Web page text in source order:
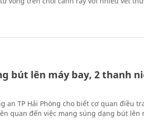
bút lên máy bay, 2 thanh
an TP Hải Phòng cho biết cơ quan điều
quan đến việc mang súng dạng bút lên